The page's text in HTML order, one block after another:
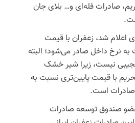
صادرات فله‌ای و… بلای جان
اعلام شد، زعفران با قیمت
به نرخ داخل صادر می‌شود؛ البته
نیست، زیرا شیر خشک
با قیمت پایین‌تری نسبت به
صادرات است.
صندوق توسعه صادرات